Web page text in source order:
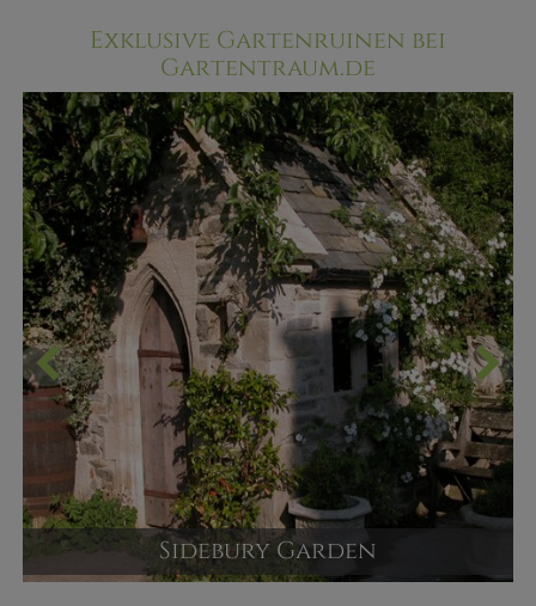
Exklusive Gartenruinen bei
Gartentraum.de
Sidebury Garden
Deko Gartenhaus